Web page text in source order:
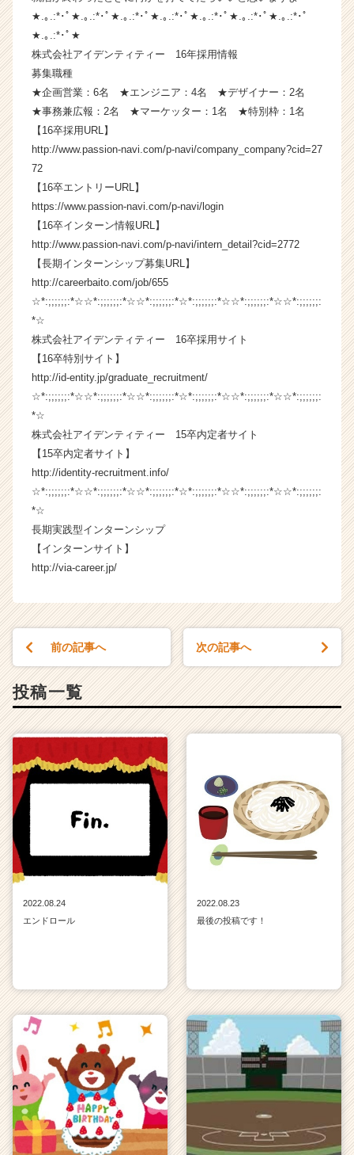
業
か
ス
ウ
ト
く
活
サ
イ
ト
ア
キ
ャ
ア
C
r
e
★.｡.:*･ﾟ★.｡.:*･ﾟ★.｡.:*･ﾟ★.｡.:*･ﾟ★.｡.:*･ﾟ★.｡.:*･ﾟ★.｡.:*･ﾟ
★.｡.:*･ﾟ★
株式会社アイデンティティー 16年採用情報
募集職種
★企画営業：6名 ★エンジニア：4名 ★デザイナー：2名
★事務兼広報：2名 ★マーケッター：1名 ★特別枠：1名
【16卒採用URL】
http://www.passion-navi.com/p-navi/company_company?cid=27
72
【16卒エントリーURL】
https://www.passion-navi.com/p-navi/login
【16卒インターン情報URL】
http://www.passion-navi.com/p-navi/intern_detail?cid=2772
【長期インターンシップ募集URL】
http://careerbaito.com/job/655
☆*:;;;;;;:*☆☆*:;;;;;;:*☆☆*:;;;;;;:*☆*:;;;;;;:*☆☆*:;;;;;;:*☆☆*:;;;;;;:
*☆
株式会社アイデンティティー 16卒採用サイト
【16卒特別サイト】
http://id-entity.jp/graduate_recruitment/
☆*:;;;;;;:*☆☆*:;;;;;;:*☆☆*:;;;;;;:*☆*:;;;;;;:*☆☆*:;;;;;;:*☆☆*:;;;;;;:
*☆
株式会社アイデンティティー 15卒内定者サイト
【15卒内定者サイト】
http://identity-recruitment.info/
☆*:;;;;;;:*☆☆*:;;;;;;:*☆☆*:;;;;;;:*☆*:;;;;;;:*☆☆*:;;;;;;:*☆☆*:;;;;;;:
*☆
長期実践型インターンシップ
【インターンサイト】
http://via-career.jp/
前の記事へ 次の記事へ
投稿一覧
2022.08.24
エンドロール
2022.08.23
最後の投稿です！